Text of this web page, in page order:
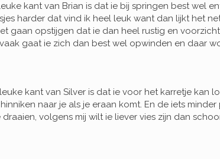
kant van Brian is dat ie bij springen best wel
harder dat vind ik heel leuk want dan lijkt het
gaan opstijgen dat ie dan heel rustig en
gaat ie zich dan best wel opwinden en daar
leuke kant van Silver is dat ie voor het karretje kan
naar je als je eraan komt. En de iets
volgens mij wilt ie liever vies zijn dan